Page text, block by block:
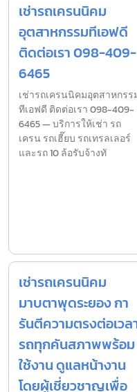
เช่ารถเครนนิคม
อุตสาหกรรมทีเอฟดี
ติดต่อเรา 098-409-
6465
เช่ารถเครนนิคมอุตสาหกรร
ทีเอฟดี ติดต่อเรา 098-409-
6465 — บริการให้เช่า รถ
เครน รถเฮี๊ยบ รถเทรลเลอร์
และรถ 10 ล้อรับจ้างทั
เช่ารถเครนนิคม
มาบตาพุดระยอง กา
รันตีความตรงต่อเวล
รถทุกคันสภาพพร้อม
ใช้งาน ดูแลหน้างาน
โดยผู้เชี่ยวชาญเพื่อ